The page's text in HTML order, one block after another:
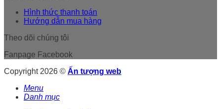
Hình thức thanh toán
Hướng dẫn mua hàng
Theo dõi chúng tôi
Fanpage Facebook
Copyright 2026 © Ấn tượng web
Menu
Danh mục